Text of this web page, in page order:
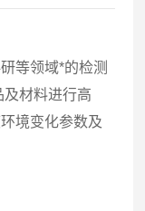
等领域*的检测
材料进行高
境变化参数及